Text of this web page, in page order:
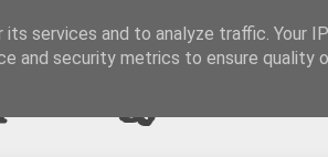
blogjava
services and to analyze traffic. Your
and security metrics to ensure quality